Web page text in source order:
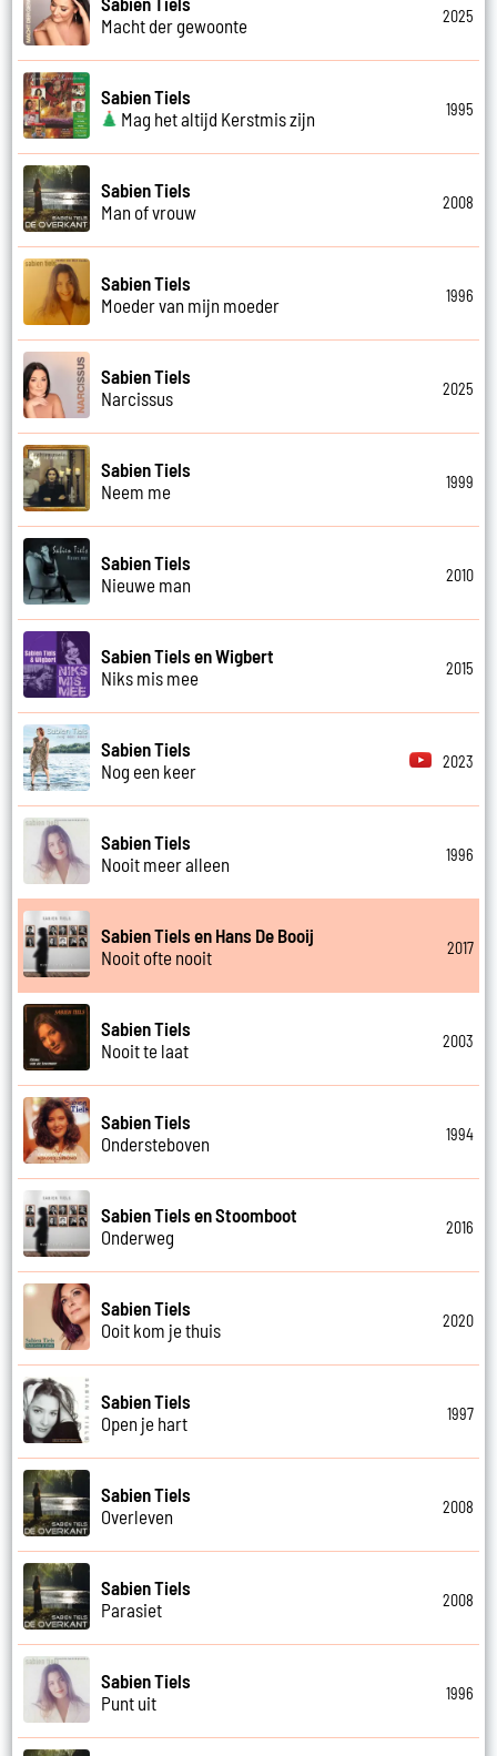
Macht der gewoonte
2025
Sabien Tiels
Mag het altijd Kerstmis zijn
1995
Sabien Tiels
Man of vrouw
2008
Sabien Tiels
Moeder van mijn moeder
1996
Sabien Tiels
Narcissus
2025
Sabien Tiels
Neem me
1999
Sabien Tiels
Nieuwe man
2010
Sabien Tiels en Wigbert
Niks mis mee
2015
Sabien Tiels
Nog een keer
2023
Sabien Tiels
Nooit meer alleen
1996
Sabien Tiels en Hans De Booij
Nooit ofte nooit
2017
Sabien Tiels
Nooit te laat
2003
Sabien Tiels
Ondersteboven
1994
Sabien Tiels en Stoomboot
Onderweg
2016
Sabien Tiels
Ooit kom je thuis
2020
Sabien Tiels
Open je hart
1997
Sabien Tiels
Overleven
2008
Sabien Tiels
Parasiet
2008
Sabien Tiels
Punt uit
1996